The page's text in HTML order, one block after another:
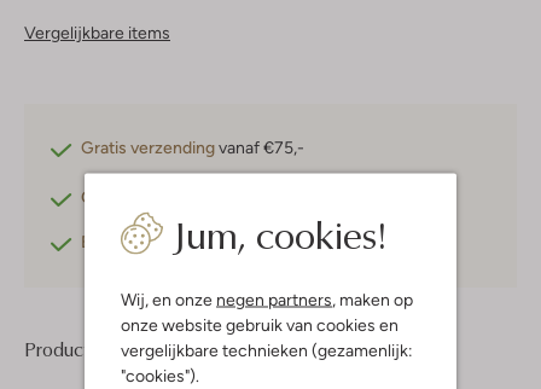
Jum, cookies!
Wij, en onze negen partners , maken op
onze website gebruik van cookies en
vergelijkbare technieken (gezamenlijk:
"cookies").
Vergelijkbare items
Gratis verzendingvanaf €75,-
Gratis retourneren
Betaal achterafmet Klarna
Product informatie